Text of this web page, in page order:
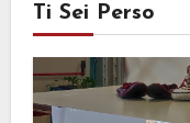
Ti Sei Perso